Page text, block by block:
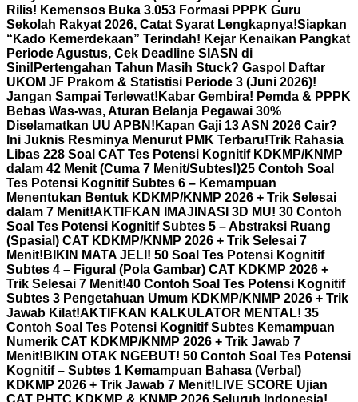
Rilis! Kemensos Buka 3.053 Formasi PPPK Guru
Sekolah Rakyat 2026, Catat Syarat Lengkapnya!Siapkan
“Kado Kemerdekaan” Terindah! Kejar Kenaikan Pangkat
Periode Agustus, Cek Deadline SIASN di
Sini! Pertengahan Tahun Masih Stuck? Gaspol Daftar
UKOM JF Prakom & Statistisi Periode 3 (Juni 2026)!
Jangan Sampai Terlewat! Kabar Gembira! Pemda & PPPK
Bebas Was-was, Aturan Belanja Pegawai 30%
Diselamatkan UU APBN! Kapan Gaji 13 ASN 2026 Cair?
Ini Juknis Resminya Menurut PMK Terbaru!Trik Rahasia
Libas 228 Soal CAT Tes Potensi Kognitif KDKMP/KNMP
dalam 42 Menit (Cuma 7 Menit/Subtes!)25 Contoh Soal
Tes Potensi Kognitif Subtes 6 – Kemampuan
Menentukan Bentuk KDKMP/KNMP 2026 + Trik Selesai
dalam 7 Menit!AKTIFKAN IMAJINASI 3D MU! 30 Contoh
Soal Tes Potensi Kognitif Subtes 5 – Abstraksi Ruang
(Spasial) CAT KDKMP/KNMP 2026 + Trik Selesai 7
Menit! BIKIN MATA JELI! 50 Soal Tes Potensi Kognitif
Subtes 4 – Figural (Pola Gambar) CAT KDKMP 2026 +
Trik Selesai 7 Menit!40 Contoh Soal Tes Potensi Kognitif
Subtes 3 Pengetahuan Umum KDKMP/KNMP 2026 + Trik
Jawab Kilat!AKTIFKAN KALKULATOR MENTAL! 35
Contoh Soal Tes Potensi Kognitif Subtes Kemampuan
Numerik CAT KDKMP/KNMP 2026 + Trik Jawab 7
Menit! BIKIN OTAK NGEBUT! 50 Contoh Soal Tes Potensi
Kognitif – Subtes 1 Kemampuan Bahasa (Verbal)
KDKMP 2026 + Trik Jawab 7 Menit! LIVE SCORE Ujian
CAT PHTC KDKMP & KNMP 2026 Seluruh Indonesia!